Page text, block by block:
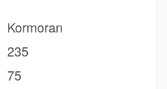
Kormoran
235
75